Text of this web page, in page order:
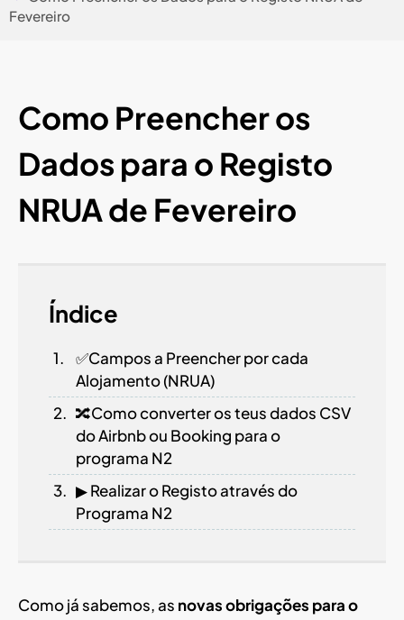
Fevereiro
Como Preencher os
Dados para o Registo
NRUA de Fevereiro
Índice
✅Campos a Preencher por cada
Alojamento (NRUA)
🔀Como converter os teus dados CSV
do Airbnb ou Booking para o
programa N2
▶ Realizar o Registo através do
Programa N2
Como já sabemos, as novas obrigações para o